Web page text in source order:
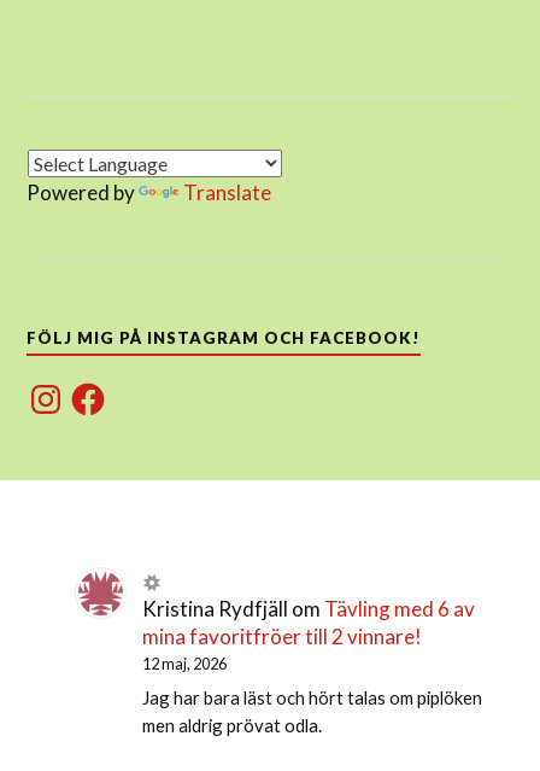
Powered by Translate
FÖLJ MIG PÅ INSTAGRAM OCH FACEBOOK!
InstagramFacebook
Kristina Rydfjäll om Tävling med 6 av
mina favoritfröer till 2 vinnare!
12 maj, 2026
Jag har bara läst och hört talas om piplöken
men aldrig prövat odla.